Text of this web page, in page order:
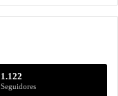
1.122
Seguidores